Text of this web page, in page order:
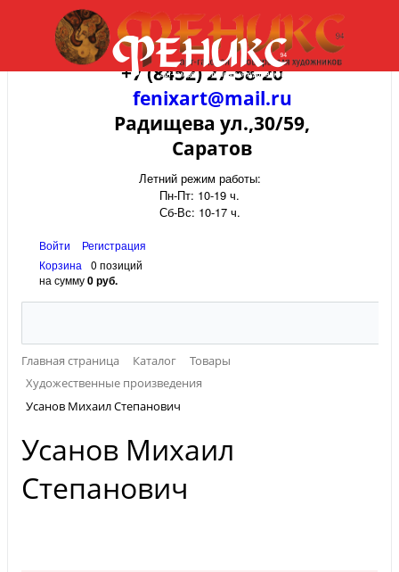
+7 (8452) 27-58-20
fenixart@mail.ru
Радищева ул.,30/59,
Саратов
Летний режим работы:
Пн-Пт: 10-19 ч.
Сб-Вс: 10-17 ч.
Войти
Регистрация
Корзина
0 позиций
на сумму0 руб.
Главная страница Каталог
Товары
Художественные произведения
Усанов Михаил Степанович
Усанов Михаил
Степанович